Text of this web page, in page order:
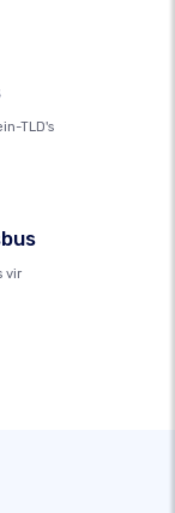
TLD's
vir